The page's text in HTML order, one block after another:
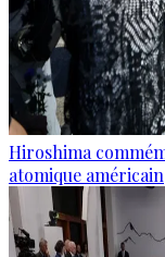
Hiroshima
atomique américain